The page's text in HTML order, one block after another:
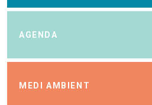
AGENDA
MEDI AMBIENT